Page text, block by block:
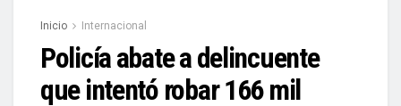
Inicio Internacional
Policía abate a delincuente
que intentó robar 166 mil